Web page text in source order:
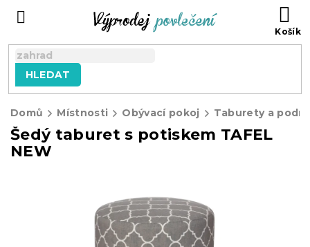
HLEDAT
Domů Místnosti Obývací pokoj Taburety a
Šedý taburet s potiskem TAFEL
NEW